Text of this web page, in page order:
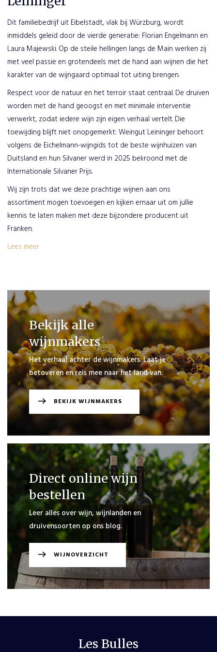
Dit familiebedrijf uit Eibelstadt, vlak bij Würzburg, wordt
inmiddels geleid door de vierde generatie: Florian Engelmann en
Laura Majewski. Op de steile hellingen langs de Main werken zij
met veel passie en grotendeels met de hand aan wijnen die het
karakter van de wijngaard optimaal tot uiting brengen.
Respect voor de natuur en het terroir staat centraal. De druiven
worden met de hand geoogst en met minimale interventie
verwerkt, zodat iedere wijn zijn eigen verhaal vertelt. Die
toewijding blijft niet onopgemerkt: Weingut Leininger behoort
volgens de Eichelmann-wijngids tot de beste wijnhuizen van
Duitsland en hun Silvaner werd in 2025 bekroond met de
Internationale Silvaner Prijs.
Wij zijn trots dat we deze prachtige wijnen aan ons
assortiment mogen toevoegen en kijken ernaar uit om jullie
kennis te laten maken met deze bijzondere producent uit
Franken.
Lees meer
Bekijk alle
wijnmakers
Het verhaal achter de wijnmakers. Laat je
betoveren en reis mee naar het land van.
BEKIJK WIJNMAKERS
Direct online wijn
bestellen
Leer alles over wijn, wijnlanden en
druivensoorten op ons blog.
WIJNOVERZICHT
Les Bulles
PLAATS
BESTELLING